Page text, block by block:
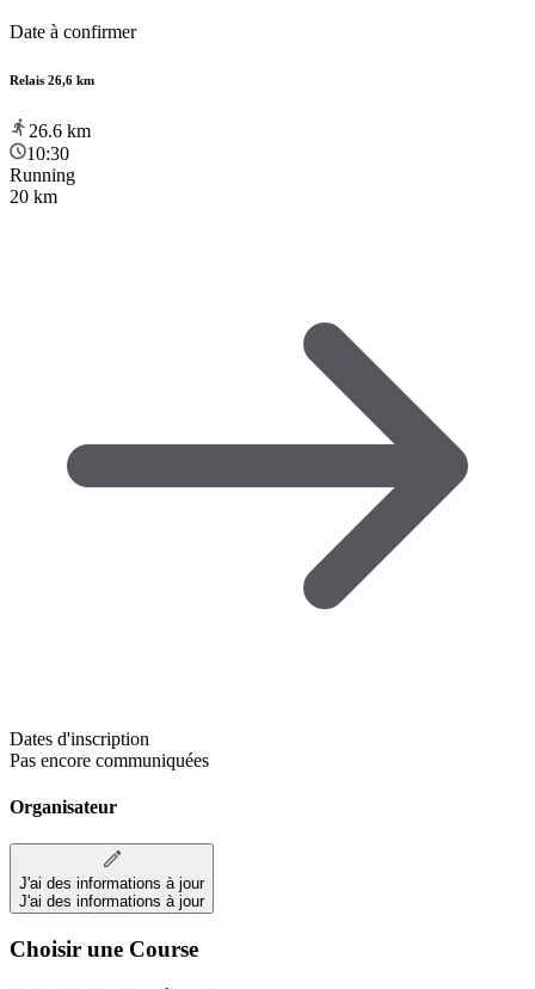
Date à confirmer
Relais 26,6 km
26.6 km
10:30
Running
20 km
Dates d'inscription
Pas encore communiquées
Organisateur
J'ai des informations à jour
J'ai des informations à jour
Choisir une Course